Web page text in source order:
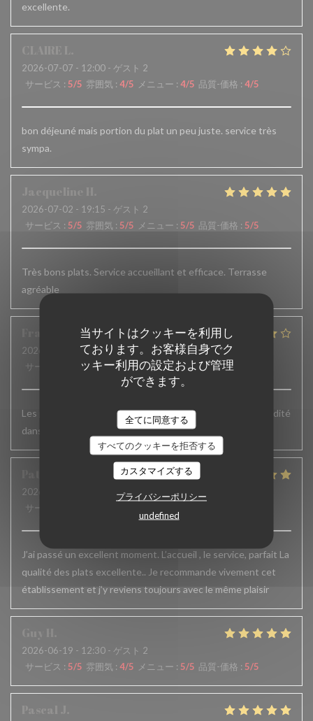
当サイトはクッキーを利用し
ております。お客様自身でク
ッキー利用の設定および管理
ができます。
全てに同意する
すべてのクッキーを拒否する
カスタマイズする
プライバシーポリシー
undefined
excellente.
2026-07-07 - 12:00 - ゲスト 2
サービス : 5/5 雰囲気 : 4/5 メニュー : 4/5 品質-価格 : 4/5
bon déjeuné mais portion du plat un peu juste. service très
sympa.
2026-07-02 - 19:15 - ゲスト 2
サービス : 5/5 雰囲気 : 5/5 メニュー : 5/5 品質-価格 : 5/5
Très bons plats. Service accueillant et efficace. Terrasse
agréable
W
2026-06-23
- 12:45 - ゲスト 8
サービス
/5 雰囲気:4 /5 メニュー:4/5 品質-価格
Les plats sont vraiment très bons mais un peu plus de rapidité
dans le service serait appréciable
2026-06-24
- 12:15 - ゲスト 6
サービス
J’ai passé un excellent moment. L’accueil , le service, parfait La
qualité des plats excellente.. Je recommande vivement cet
établissement et j’y reviens toujours avec le même plaisir
2026-06-19 - 12:30 - ゲスト 2
サービス : 5/5 雰囲気 : 4/5 メニュー : 5/5 品質-価格 : 5/5